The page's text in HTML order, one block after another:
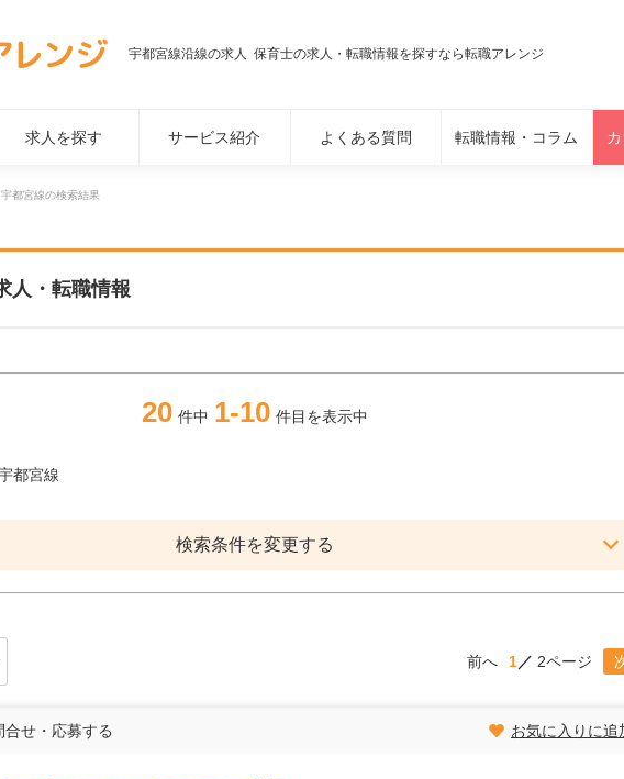
宇都宮線沿線の求人 保育士の求人・転職情報を探すなら転職アレンジ
求人を探す サービス紹介 よくある質問 転職情報・コラム
宇都宮線の検索結果
人・転職情報
20 件中 1-10 件目を表示中
都宮線
検索条件を変更する
前へ 1 2ページ
せ・応募する お気に入りに追